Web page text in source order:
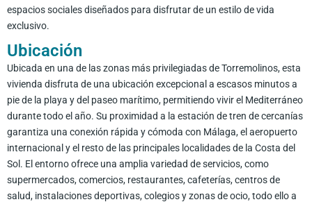
espacios sociales diseñados para disfrutar de un estilo de vida
exclusivo.
Ubicación
Ubicada en una de las zonas más privilegiadas de Torremolinos, esta
vivienda disfruta de una ubicación excepcional a escasos minutos a
pie de la playa y del paseo marítimo, permitiendo vivir el Mediterráneo
durante todo el año. Su proximidad a la estación de tren de cercanías
garantiza una conexión rápida y cómoda con Málaga, el aeropuerto
internacional y el resto de las principales localidades de la Costa del
Sol. El entorno ofrece una amplia variedad de servicios, como
supermercados, comercios, restaurantes, cafeterías, centros de
salud, instalaciones deportivas, colegios y zonas de ocio, todo ello a